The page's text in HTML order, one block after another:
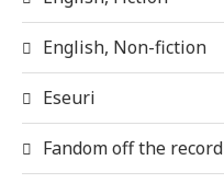
English, Non-fiction
Eseuri
Fandom off the record